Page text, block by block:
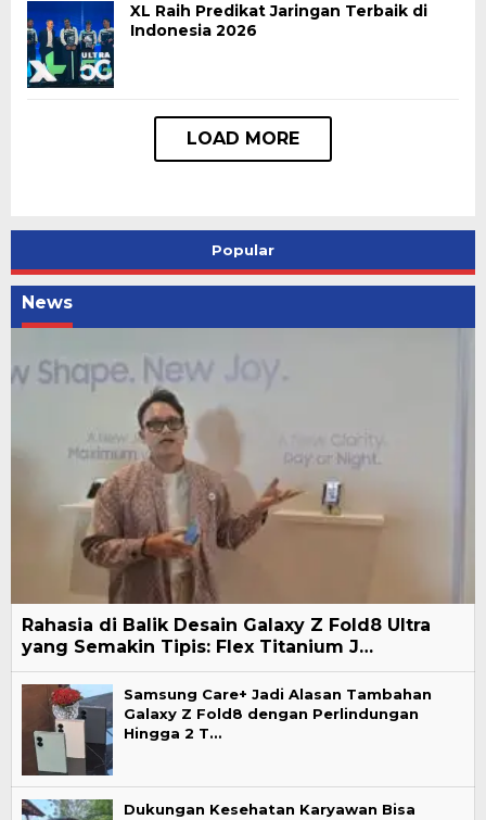
XL Raih Predikat Jaringan Terbaik di
Indonesia 2026
Popular
News
Rahasia di Balik Desain Galaxy Z Fold8 Ultra
yang Semakin Tipis: Flex Titanium J…
Samsung Care+ Jadi Alasan Tambahan
Galaxy Z Fold8 dengan Perlindungan
Hingga 2 T…
Dukungan Kesehatan Karyawan Bisa